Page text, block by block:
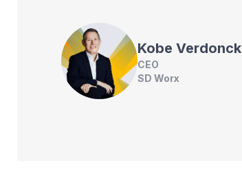
Kobe Verdonck
CEO
SD Worx